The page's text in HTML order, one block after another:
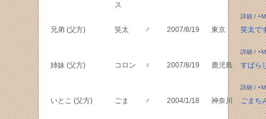
ス
詳細/
兄弟 (父方) 笑太 ♂ 2007/8/19 東京 笑太で
詳細/
姉妹 (父方) コロン ♀ 2007/8/19 鹿児島 すばら
詳細/
いとこ (父方) ごま ♂ 2004/1/18 神奈川 ごまち